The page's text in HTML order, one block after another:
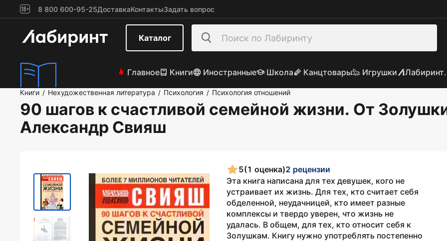
8 800 600-95-25ДоставкаКонтактыЗадать вопрос
Каталог
Главное Книги Иностранные Школа Канцтовары Игрушки
Книги / Нехудожественная литература / Психология / Психология отношений
90 шагов к счастливой семейной жизни. От
Александр Свияш
5(1 оценка)2 рецензии
Эта книга написана для тех девушек, кого не
устраивает их жизнь. Для тех, кто считает себя
обделенной, неудачницей, кто имеет разные
комплексы и твердо уверен, что жизнь не
удалась. В общем, для тех, кто относит себя к
Золушкам. Книгу нужно употреблять постепенно